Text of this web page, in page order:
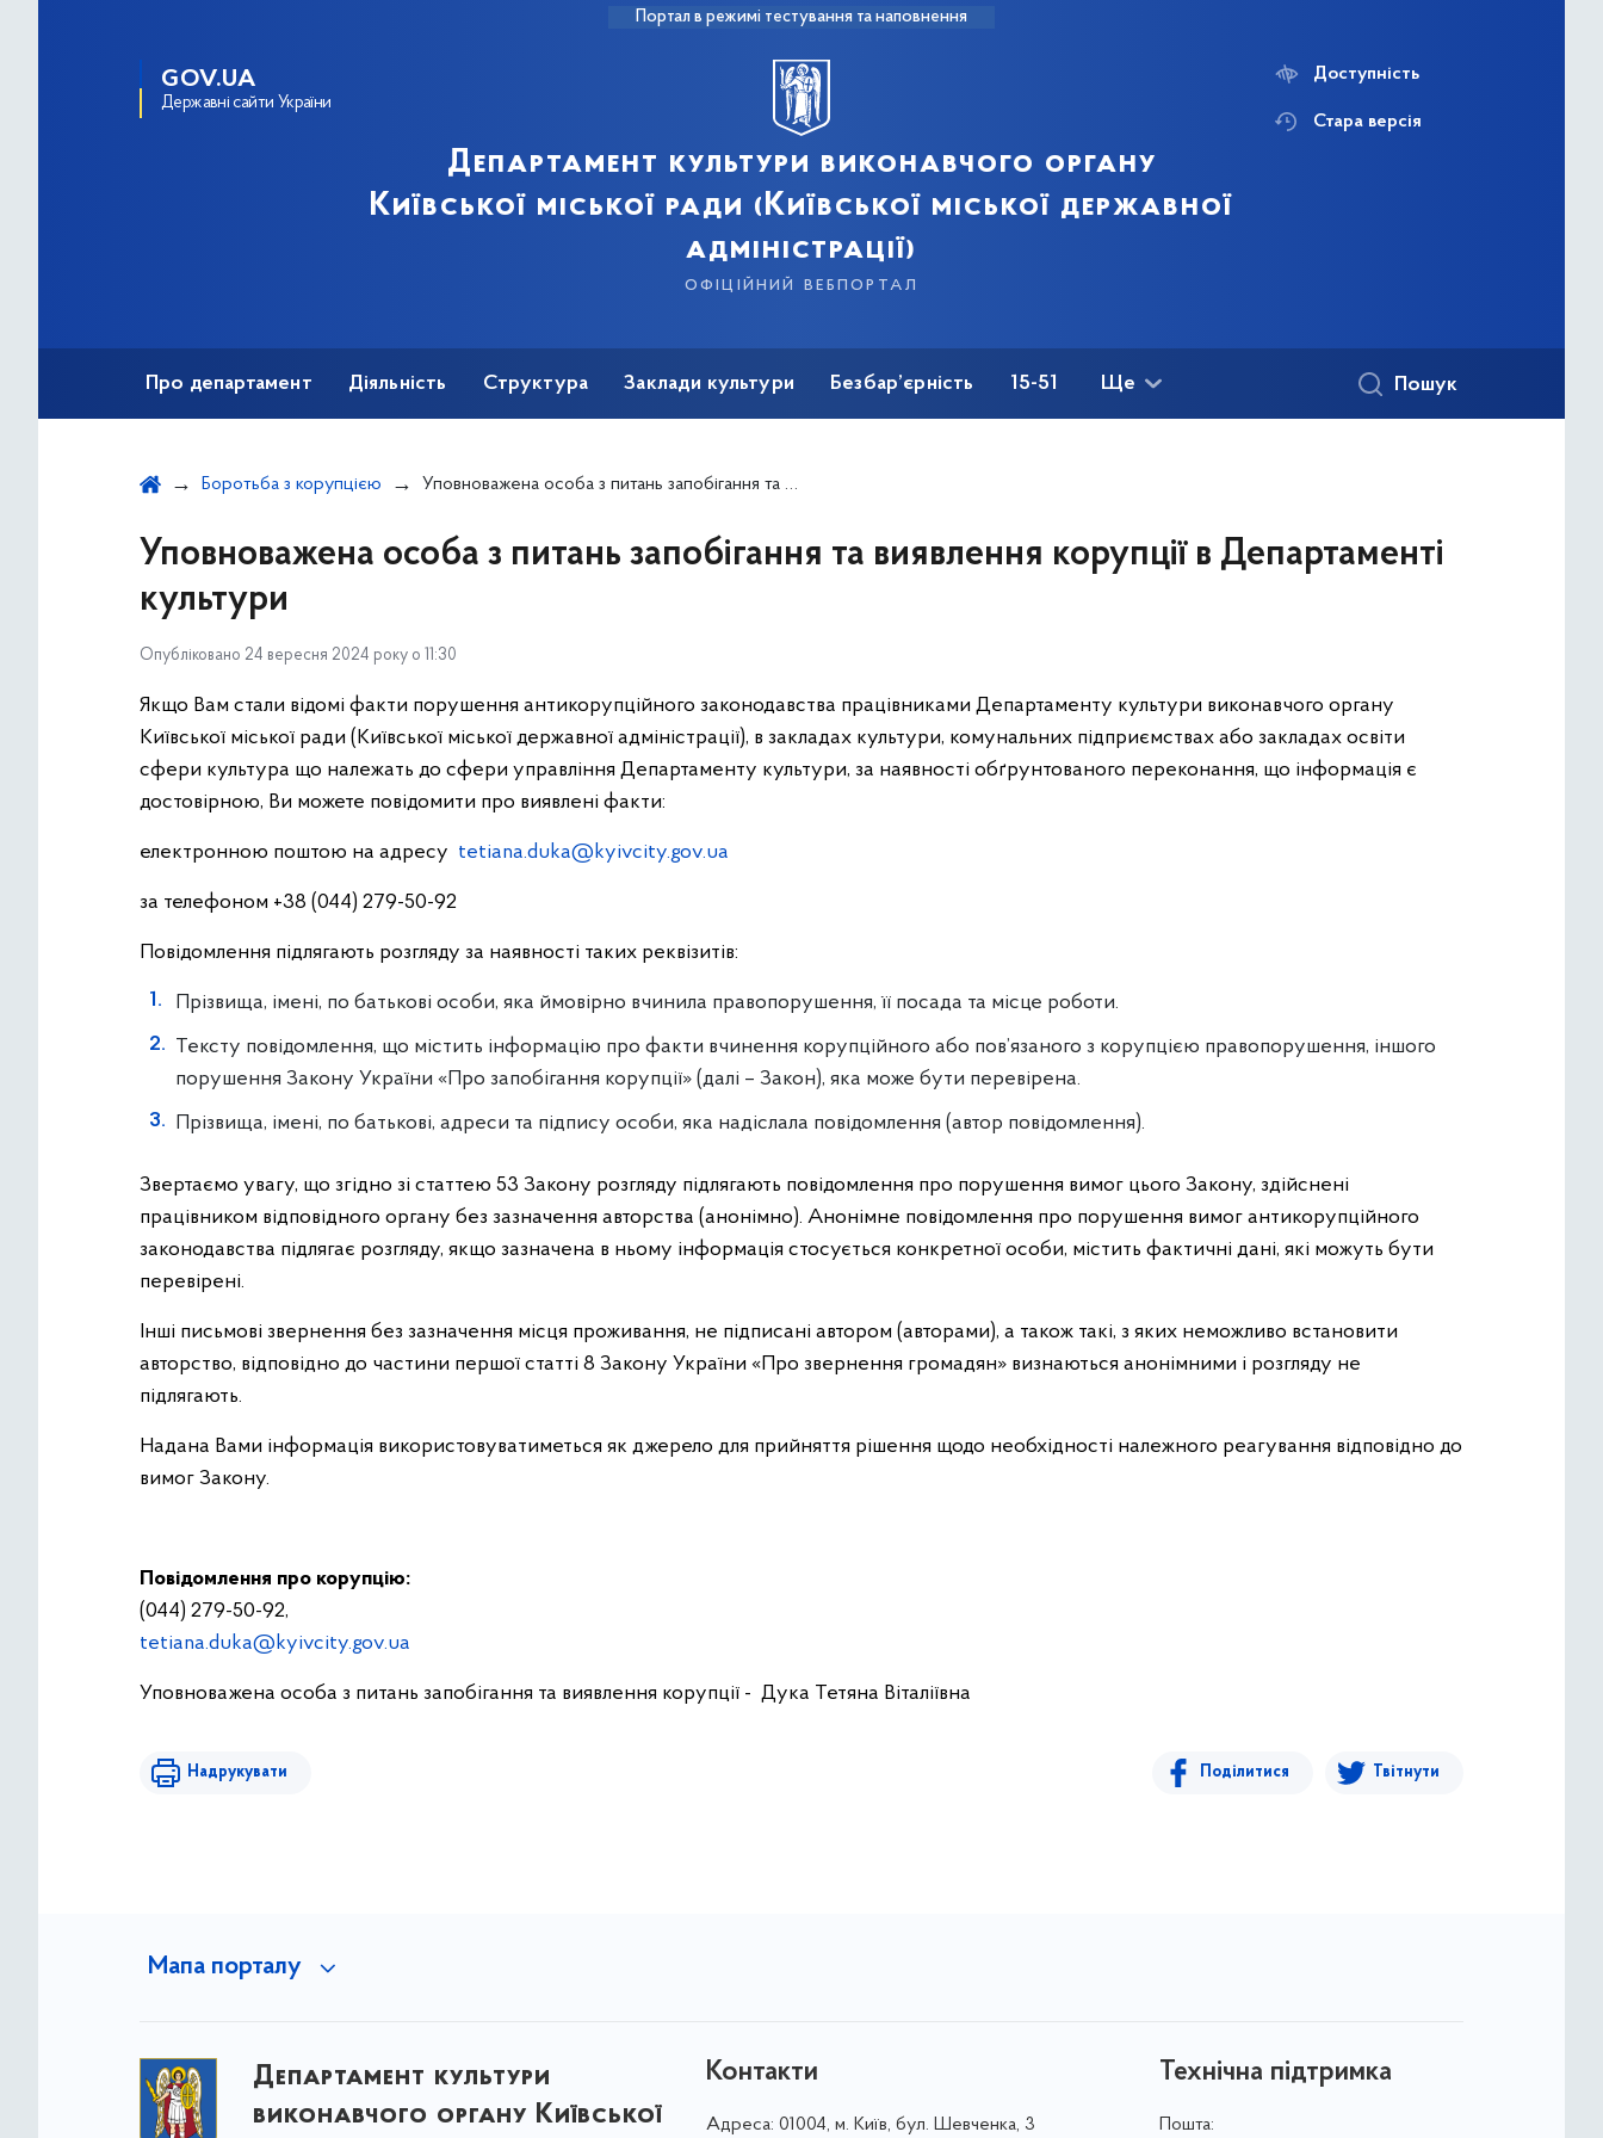
Портал в режимі тестування та наповнення
GOV.UA
Державні сайти України
Департамент культури виконавчого органу
Київської міської ради (Київської міської державної
адміністрації)
офіційний вебпортал
Доступність
Стара версія
Про департамент Діяльність Структура Заклади культури Безбар’єрність 15-51 Ще Пошук
Боротьба з корупцією Уповноважена особа з питань запобігання та виявлення корупції в Департаменті культури
Уповноважена особа з питань запобігання та виявлення корупції в Департаменті
культури
Опубліковано 24 вересня 2024 року о 11:30
Якщо Вам стали відомі факти порушення антикорупційного законодавства працівниками Департаменту культури виконавчого органу
Київської міської ради (Київської міської державної адміністрації), в закладах культури, комунальних підприємствах або закладах освіти
сфери культура що належать до сфери управління Департаменту культури, за наявності обґрунтованого переконання, що інформація є
достовірною, Ви можете повідомити про виявлені факти:
електронною поштою на адресу tetiana.duka@kyivcity.gov.ua
за телефоном +38 (044) 279-50-92
Повідомлення підлягають розгляду за наявності таких реквізитів:
Прізвища, імені, по батькові особи, яка ймовірно вчинила правопорушення, її посада та місце роботи.
Тексту повідомлення, що містить інформацію про факти вчинення корупційного або пов’язаного з корупцією правопорушення, іншого
порушення Закону України «Про запобігання корупції» (далі – Закон), яка може бути перевірена.
Прізвища, імені, по батькові, адреси та підпису особи, яка надіслала повідомлення (автор повідомлення).
Звертаємо увагу, що згідно зі статтею 53 Закону розгляду підлягають повідомлення про порушення вимог цього Закону, здійснені
працівником відповідного органу без зазначення авторства (анонімно). Анонімне повідомлення про порушення вимог антикорупційного
законодавства підлягає розгляду, якщо зазначена в ньому інформація стосується конкретної особи, містить фактичні дані, які можуть бути
перевірені.
Інші письмові звернення без зазначення місця проживання, не підписані автором (авторами), а також такі, з яких неможливо встановити
авторство, відповідно до частини першої статті 8 Закону України «Про звернення громадян» визнаються анонімними і розгляду не
підлягають.
Надана Вами інформація використовуватиметься як джерело для прийняття рішення щодо необхідності належного реагування відповідно до
вимог Закону.
Повідомлення про корупцію:
(044) 279-50-92,
tetiana.duka@kyivcity.gov.ua
Уповноважена особа з питань запобігання та виявлення корупції - Дука Тетяна Віталіївна
Надрукувати Поділитися Твітнути
Мапа порталу
Департамент культури
виконавчого органу Київської
Контакти
Адреса: 01004, м. Київ, бул. Шевченка, 3
Технічна підтримка
Пошта: